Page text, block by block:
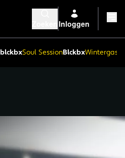
Inloggen
blckbxSoul SessionBlckbx